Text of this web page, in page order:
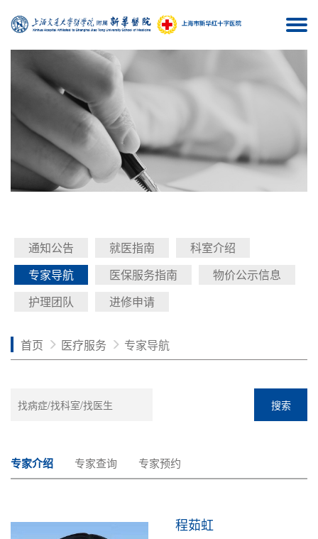
通知公告 就医指南
科室介绍
专家导航
医保服务指南
物价公示信息
护理团队
进修申请
首页 医疗服务 专家导航
搜索
专家介绍 专家查询 专家预约
程茹虹